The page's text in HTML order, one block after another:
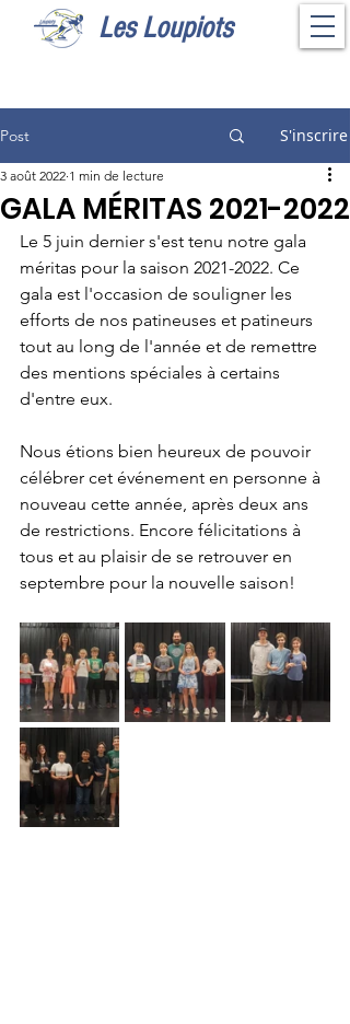
Les Loupiots
Post S'inscrire
GALA MÉRITAS 2021-2022
3 août 2022 1 min de lecture
Le 5 juin dernier s'est tenu notre gala
méritas pour la saison 2021-2022. Ce
gala est l'occasion de souligner les
efforts de nos patineuses et patineurs
tout au long de l'année et de remettre
des mentions spéciales à certains
d'entre eux.
Nous étions bien heureux de pouvoir
célébrer cet événement en personne à
nouveau cette année, après deux ans
de restrictions. Encore félicitations à
tous et au plaisir de se retrouver en
septembre pour la nouvelle saison!